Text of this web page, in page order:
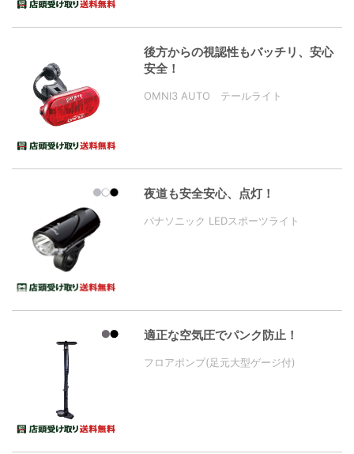
後方からの視認性もバッチリ、安心
安全！
OMNI3 AUTO テールライト
夜道も安全安心、点灯！
パナソニック LEDスポーツライト
適正な空気圧でパンク防止！
フロアポンプ(足元大型ゲージ付)